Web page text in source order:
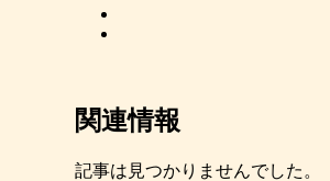
関連情報
記事は見つかりませんでした。